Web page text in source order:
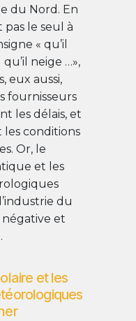
du Nord. En
pas le seul à
« qu’il
neige …»,
eux aussi,
fournisseurs
les délais, et
les conditions
Or, le
et les
du
et
et les